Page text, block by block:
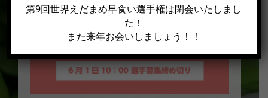
第9回世界えだまめ早食い選手権は閉会いたしまし
た！
また来年お会いしましょう！！